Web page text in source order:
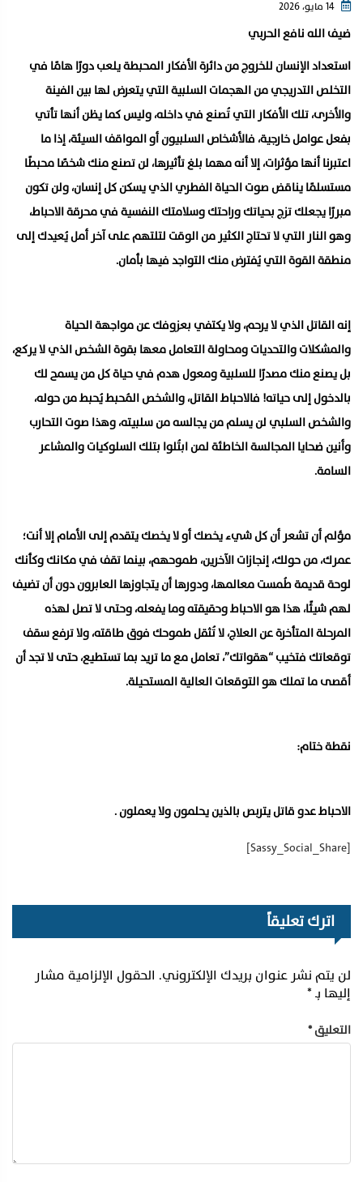
ضيف الله نافع الحربي
استعداد الإنسان للخروج من دائرة الأفكار المحبطة يلعب دورًا هامًا في
التخلص التدريجي من الهجمات السلبية التي يتعرض لها بين الفينة
والأخرى، تلك الأفكار التي تُصنع في داخله، وليس كما يظن أنها تأتي
بفعل عوامل خارجية، فالأشخاص السلبيون أو المواقف السيئة، إذا ما
اعتبرنا أنها مؤثرات، إلا أنه مهما بلغ تأثيرها، لن تصنع منك شخصًا محبطًا
مستسلمًا يناقض صوت الحياة الفطري الذي يسكن كل إنسان، ولن تكون
مبررًا يجعلك تزج بحياتك وراحتك وسلامتك النفسية في محرقة الاحباط،
وهو النار التي لا تحتاج الكثير من الوقت لتلتهم على آخر أمل يُعيدك إلى
منطقة القوة التي يُفترض منك التواجد فيها بأمان.
إنه القاتل الذي لا يرحم، ولا يكتفي بعزوفك عن مواجهة الحياة
والمشكلات والتحديات ومحاولة التعامل معها بقوة الشخص الذي لا يركع،
بل يصنع منك مصدرًا للسلبية ومعول هدم في حياة كل من يسمح لك
بالدخول إلى حياته! فالاحباط القاتل، والشخص المُحبط يُحبط من حوله،
والشخص السلبي لن يسلم من يجالسه من سلبيته، وهذا صوت التحارب
وأنين ضحايا المجالسة الخاطئة لمن ابتُلوا بتلك السلوكيات والمشاعر
السامة.
مؤلم أن تشعر أن كل شيء يخصك أو لا يخصك يتقدم إلى الأمام إلا أنت؛
عمرك، من حولك، إنجازات الآخرين، طموحهم، بينما تقف في مكانك وكأنك
لوحة قديمة طُمست معالمها، ودورها أن يتجاوزها العابرون دون أن تضيف
لهم شيئًا، هذا هو الاحباط وحقيقته وما يفعله، وحتى لا تصل لهذه
المرحلة المتأخرة عن العلاج، لا تُثقل طموحك فوق طاقته، ولا ترفع سقف
توقعاتك فتخيب “هقواتك”، تعامل مع ما تريد بما تستطيع، حتى لا تجد أن
أقصى ما تملك هو التوقعات العالية المستحيلة.
نقطة ختام:
الاحباط عدو قاتل يتربص بالذين يحلمون ولا يعملون .
[Sassy_Social_Share]
اترك تعليقاً
لن يتم نشر عنوان بريدك الإلكتروني. الحقول الإلزامية مشار
إليها بـ*
التعليق*